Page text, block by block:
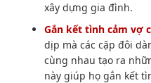
xây dựng gia đình.
Gắn kết tình cảm vợ
dịp mà các cặp đôi
cùng nhau tạo ra
này giúp họ gắn kết